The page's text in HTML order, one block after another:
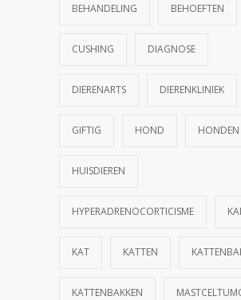
BEHANDELING BEHOEFTEN
CUSHING DIAGNOSE
DIERENARTS DIERENKLINIEK
GIFTIG HOND HONDEN
HUISDIEREN
HYPERADRENOCORTICISME
KAT KATTEN
KATTENBAKKEN